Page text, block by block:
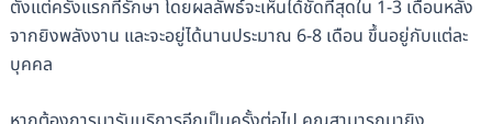
ตั้งแต่ครั้งแรกที่รักษา โดยผลลัพธ์จะเห็นได้ชัดที่สุดใน 1-3 เดือนหลัง
จากยิงพลังงาน และจะอยู่ได้นานประมาณ 6-8 เดือน ขึ้นอยู่กับแต่ละ
บุคคล